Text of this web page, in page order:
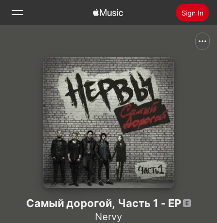
Sign In
Home
Radio
Install Apple Music
Самый дорогой, Часть 1 - EP
Nervy